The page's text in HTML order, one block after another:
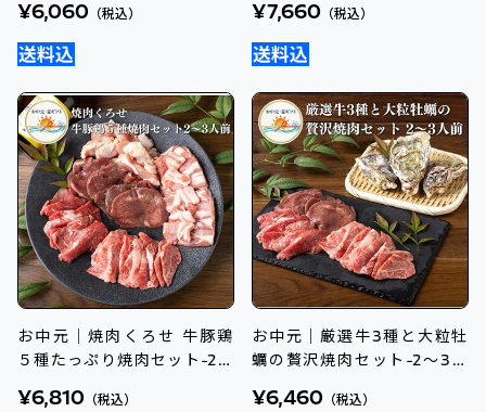
¥6,060 （税込） ¥7,660 （税込）
お中元｜焼肉くろせ 牛豚鶏
５種たっぷり焼肉セット-2～
¥6,810 （税込）
お中元｜厳選牛3種と大粒牡
蠣の贅沢焼肉セット-2～3人
¥6,460 （税込）